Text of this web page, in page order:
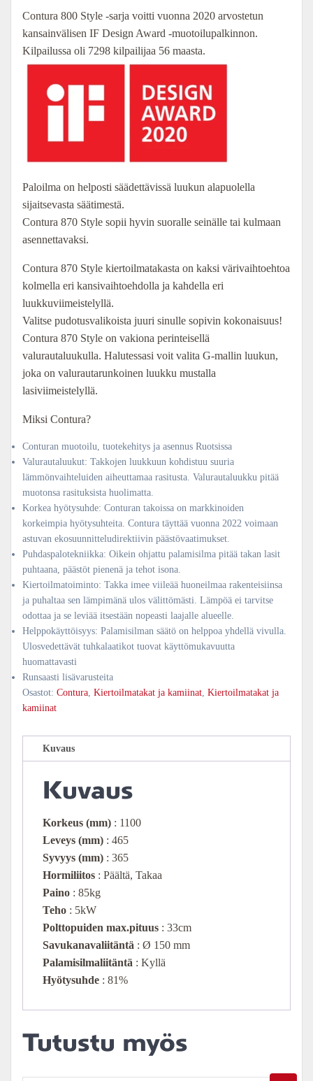
Contura 800 Style -sarja voitti vuonna 2020 arvostetun
kansainvälisen IF Design Award -muotoilupalkinnon.
Kilpailussa oli 7298 kilpailijaa 56 maasta.
Paloilma on helposti säädettävissä luukun alapuolella
sijaitsevasta säätimestä.
Contura 870 Style sopii hyvin suoralle seinälle tai kulmaan
asennettavaksi.
Contura 870 Style kiertoilmatakasta on kaksi värivaihtoehtoa
kolmella eri kansivaihtoehdolla ja kahdella eri
luukkuviimeistelyllä.
Valitse pudotusvalikoista juuri sinulle sopivin kokonaisuus!
Contura 870 Style on vakiona perinteisellä
valurautaluukulla. Halutessasi voit valita G-mallin luukun,
joka on valurautarunkoinen luukku mustalla
lasiviimeistelyllä.
Miksi Contura?
Conturan muotoilu, tuotekehitys ja asennus Ruotsissa
Valurautaluukut: Takkojen luukkuun kohdistuu suuria
lämmönvaihteluiden aiheuttamaa rasitusta. Valurautaluukku pitää
muotonsa rasituksista huolimatta.
Korkea hyötysuhde: Conturan takoissa on markkinoiden
korkeimpia hyötysuhteita. Contura täyttää vuonna 2022 voimaan
astuvan ekosuunnitteludirektiivin päästövaatimukset.
Puhdaspalotekniikka: Oikein ohjattu palamisilma pitää takan lasit
puhtaana, päästöt pienenä ja tehot isona.
Kiertoilmatoiminto: Takka imee viileää huoneilmaa rakenteisiinsa
ja puhaltaa sen lämpimänä ulos välittömästi. Lämpöä ei tarvitse
odottaa ja se leviää itsestään nopeasti laajalle alueelle.
Helppokäyttöisyys: Palamisilman säätö on helppoa yhdellä vivulla.
Ulosvedettävät tuhkalaatikot tuovat käyttömukavuutta
huomattavasti
Runsaasti lisävarusteita
Osastot: Contura, Kiertoilmatakat ja kamiinat, Kiertoilmatakat ja
kamiinat
Kuvaus
Kuvaus
Korkeus (mm) : 1100
Leveys (mm) : 465
Syvyys (mm) : 365
Hormiliitos : Päältä, Takaa
Paino : 85kg
Teho : 5kW
Polttopuiden max.pituus : 33cm
Savukanavaliitäntä : Ø 150 mm
Palamisilmaliitäntä : Kyllä
Hyötysuhde : 81%
Tutustu myös